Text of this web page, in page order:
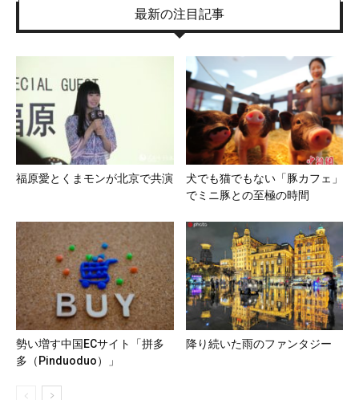
最新の注目記事
福原愛とくまモンが北京で共演
犬でも猫でもない「豚カフェ」
でミニ豚との至極の時間
勢い増す中国ECサイト「拼多
多（Pinduoduo）」
降り続いた雨のファンタジー